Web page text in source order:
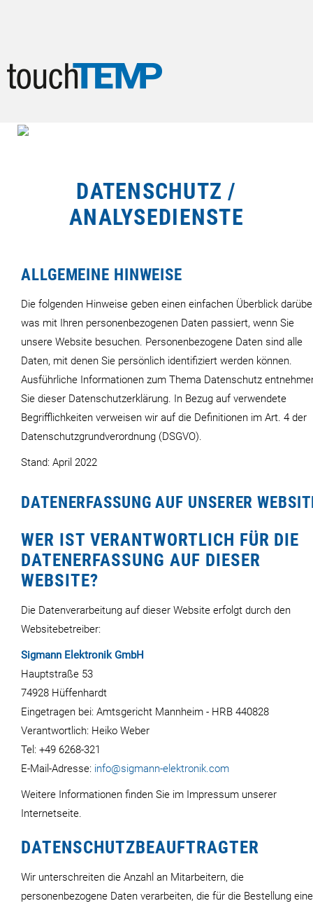
DATENSCHUTZ /
ANALYSEDIENSTE
ALLGEMEINE HINWEISE
Die folgenden Hinweise geben einen einfachen Überblick
was mit Ihren personenbezogenen Daten passiert, wenn Sie
unsere Website besuchen. Personenbezogene Daten sind alle
Daten, mit denen Sie persönlich identifiziert werden können.
Ausführliche Informationen zum Thema Datenschutz
Sie dieser Datenschutzerklärung. In Bezug auf verwendete
Begrifflichkeiten verweisen wir auf die Definitionen im Art. 4 der
Datenschutzgrundverordnung (DSGVO).
Stand: April 2022
DATENERFASSUNG AUF UNSERER
WER IST VERANTWORTLICH FÜR DIE
DATENERFASSUNG AUF DIESER
WEBSITE?
Die Datenverarbeitung auf dieser Website erfolgt durch den
Websitebetreiber:
Sigmann Elektronik GmbH
Hauptstraße 53
74928 Hüffenhardt
Eingetragen bei: Amtsgericht Mannheim - HRB 440828
Verantwortlich: Heiko Weber
Tel: +49 6268-321
E-Mail-Adresse: info@sigmann-elektronik.com
Weitere Informationen finden Sie im Impressum unserer
Internetseite.
DATENSCHUTZBEAUFTRAGTER
Wir unterschreiten die Anzahl an Mitarbeitern, die
personenbezogene Daten verarbeiten, die für die Bestellung
Lieferprogramm
Technische Details
Registrieren
Kontakt
Kontaktformular